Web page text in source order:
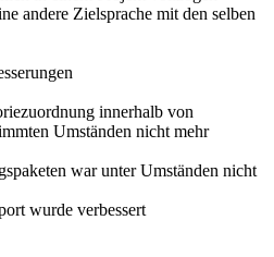
andere Zielsprache mit den selben
innerhalb von
Umständen nicht mehr
war unter Umständen nicht
wurde verbessert